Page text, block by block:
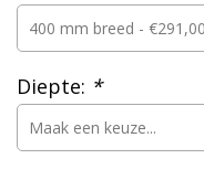
Diepte: *